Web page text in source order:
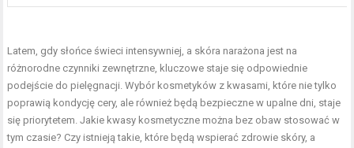
Latem, gdy słońce świeci intensywniej, a skóra narażona jest na
różnorodne czynniki zewnętrzne, kluczowe staje się odpowiednie
podejście do pielęgnacji. Wybór kosmetyków z kwasami, które nie tylko
poprawią kondycję cery, ale również będą bezpieczne w upalne dni, staje
się priorytetem. Jakie kwasy kosmetyczne można bez obaw stosować w
tym czasie? Czy istnieją takie, które będą wspierać zdrowie skóry, a